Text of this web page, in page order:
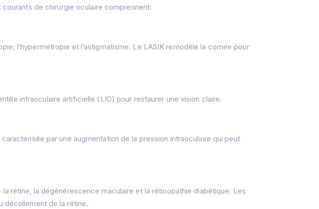
de chirurgie oculaire comprennent:
l’hypermétropie et l’astigmatisme. Le LASIK remodèle la cornée pour
intraoculaire artificielle (LIO) pour restaurer une vision claire.
par une augmentation de la pression intraoculaire qui peut
rétine, la dégénérescence maculaire et la rétinopathie diabétique. Les
décollement de la rétine.